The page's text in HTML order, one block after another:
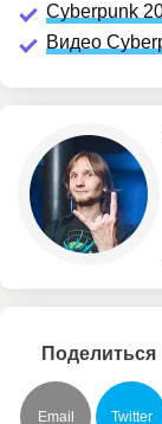
Cyberpunk
Видео
Поделиться
Email Twitter